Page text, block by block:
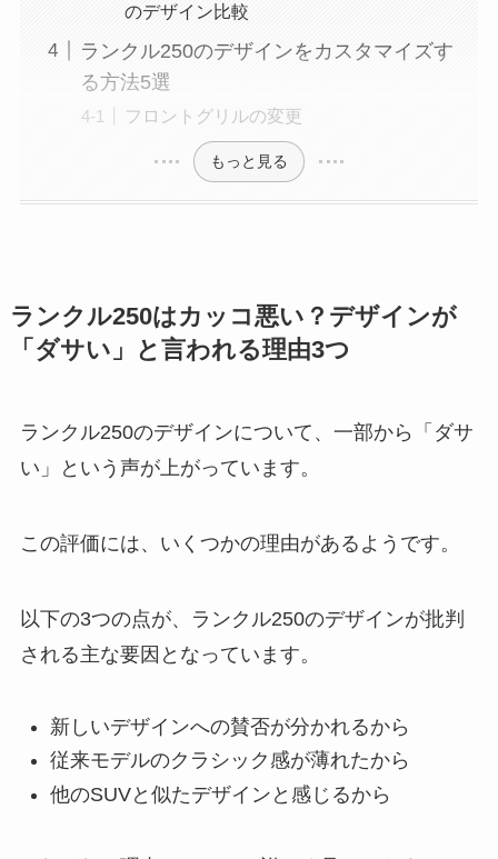
のデザイン比較
ランクル250のデザインをカスタマイズす
る方法5選
フロントグリルの変更
もっと見る
ランクル250はカッコ悪い？デザインが
「ダサい」と言われる理由3つ
ランクル250のデザインについて、一部から「ダサ
い」という声が上がっています。
この評価には、いくつかの理由があるようです。
以下の3つの点が、ランクル250のデザインが批判
される主な要因となっています。
新しいデザインへの賛否が分かれるから
従来モデルのクラシック感が薄れたから
他のSUVと似たデザインと感じるから